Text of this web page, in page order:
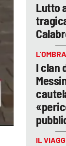
Lutto
I clan
IL